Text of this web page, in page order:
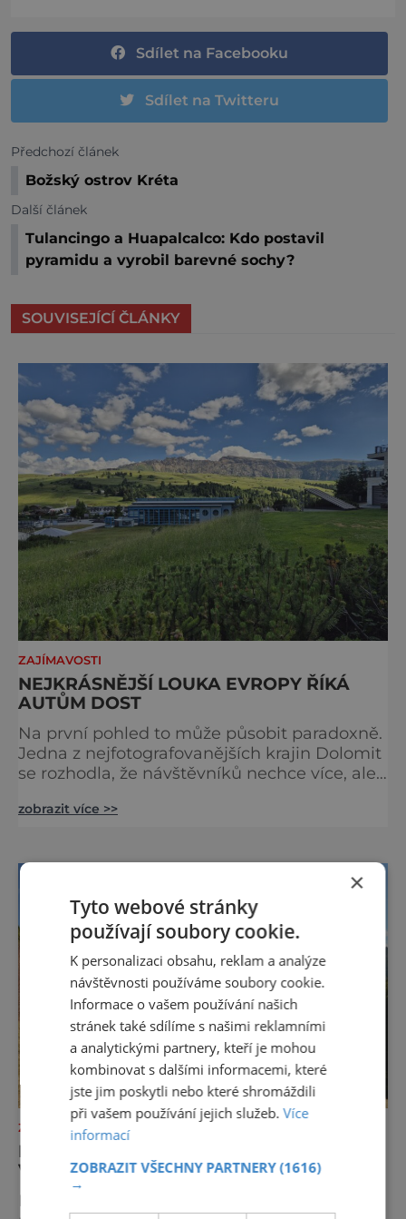
Sdílet na Facebooku
Sdílet na Twitteru
Předchozí článek
Božský ostrov Kréta
Další článek
Tulancingo a Huapalcalco: Kdo postavil
pyramidu a vyrobil barevné sochy?
SOUVISEJÍCÍ ČLÁNKY
ZAJÍMAVOSTI
NEJKRÁSNĚJŠÍ LOUKA EVROPY ŘÍKÁ
AUTŮM DOST
Na první pohled to může působit paradoxně.
Jedna z nejfotografovanějších krajin Dolomit
se rozhodla, že návštěvníků nechce více, ale
louka v Evropě, zavádí od léta 2026 nová
přijíždějí. Nejde o boj proti turistům. Jde o
ochranu krajiny, která už nechce být obětí
vlastního úspě
zobrazit více >>
ZAJÍMAVOSTI
MŮSTEK: ŠUMAVSKÁ HORA TICHA,
VĚTRU A LEGENDÁRNÍHO STOUPÁNÍ
Můstek, německy Brückel Berg, je se svou
×
Tyto webové stránky
používají soubory cookie.
K personalizaci obsahu, reklam a analýze
návštěvnosti používáme soubory cookie.
Informace o vašem používání našich
stránek také sdílíme s našimi reklamními
a analytickými partnery, kteří je mohou
kombinovat s dalšími informacemi, které
jste jim poskytli nebo které shromáždili
při vašem používání jejich služeb.Více
informací
ZOBRAZIT VŠECHNY PARTNERY(1616)
→